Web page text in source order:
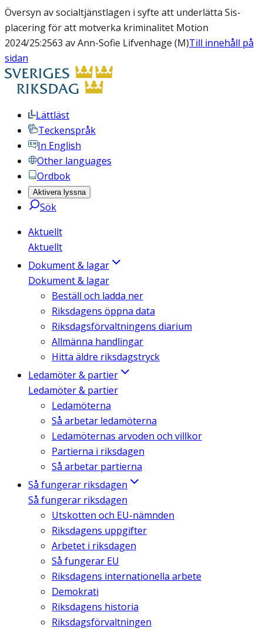
Översyn av socialtjänstlagen i syfte att underlätta Sis-
placering för att motverka kriminalitet Motion
2024/25:2563 av Ann-Sofie Lifvenhage (M)Till innehåll på
sidan
Lättläst
Teckenspråk
In English
Other languages
Ordbok
Aktivera lyssna
Sök
Aktuellt
Aktuellt
Dokument & lagar
Dokument & lagar
Beställ och ladda ner
Riksdagens öppna data
Riksdagsförvaltningens diarium
Allmänna handlingar
Hitta äldre riksdagstryck
Ledamöter & partier
Ledamöter & partier
Ledamöterna
Så arbetar ledamöterna
Ledamöternas arvoden och villkor
Partierna i riksdagen
Så arbetar partierna
Så fungerar riksdagen
Så fungerar riksdagen
Utskotten och EU-nämnden
Riksdagens uppgifter
Arbetet i riksdagen
Så fungerar EU
Riksdagens internationella arbete
Demokrati
Riksdagens historia
Riksdagsförvaltningen